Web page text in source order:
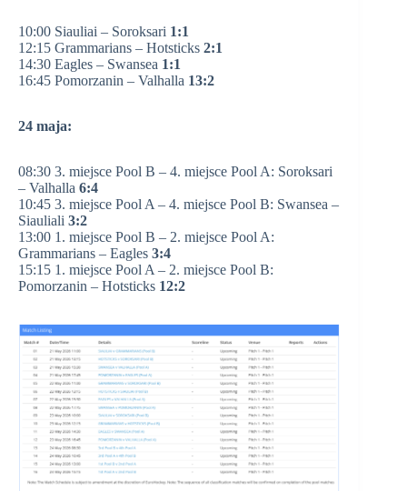
10:00 Siauliai – Soroksari 1:1
12:15 Grammarians – Hotsticks 2:1
14:30 Eagles – Swansea 1:1
16:45 Pomorzanin – Valhalla 13:2
24 maja:
08:30 3. miejsce Pool B – 4. miejsce Pool A: Soroksari
– Valhalla 6:4
10:45 3. miejsce Pool A – 4. miejsce Pool B: Swansea –
Siauliali 3:2
13:00 1. miejsce Pool B – 2. miejsce Pool A:
Grammarians – Eagles 3:4
15:15 1. miejsce Pool A – 2. miejsce Pool B:
Pomorzanin – Hotsticks 12:2